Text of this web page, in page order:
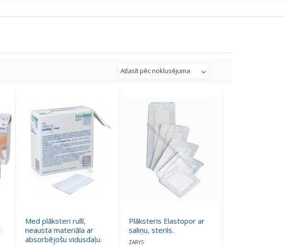
Atlasīt pēc noklusējuma
Med plāksteri rullī,
neausta materiāla ar
absorbējošu vidusdaļu.
Plāksteris Elastopor ar
saliņu, sterils.
ZARYS